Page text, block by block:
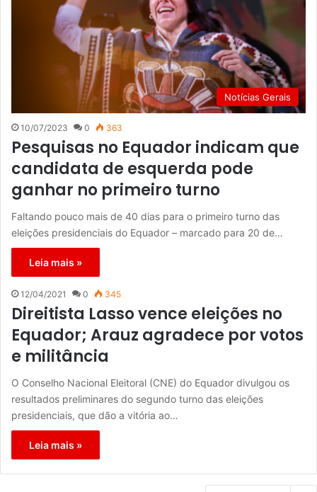
Notícias Gerais
10/07/2023 0 363
Pesquisas no Equador indicam que
candidata de esquerda pode
ganhar no primeiro turno
Faltando pouco mais de 40 dias para o primeiro turno das
eleições presidenciais do Equador – marcado para 20 de…
Leia mais »
12/04/2021 0 345
Direitista Lasso vence eleições no
Equador; Arauz agradece por votos
e militância
O Conselho Nacional Eleitoral (CNE) do Equador divulgou os
resultados preliminares do segundo turno das eleições
presidenciais, que dão a vitória ao…
Leia mais »